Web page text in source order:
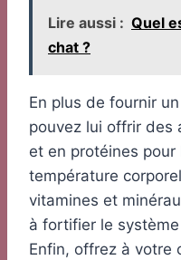
Lire aussi : Quel
chat ?
En plus de fournir
pouvez lui offrir des
et en protéines pour
température
vitamines et
à fortifier le
Enfin, offrez à votre